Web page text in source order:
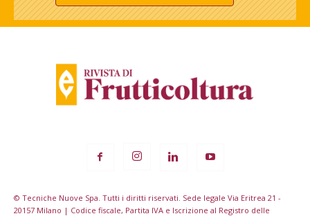
© Tecniche Nuove Spa. Tutti i diritti riservati. Sede legale Via Eritrea 21 -
20157 Milano | Codice fiscale, Partita IVA e Iscrizione al Registro delle